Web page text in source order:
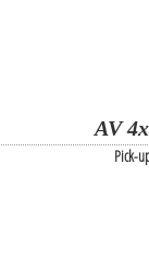
AV
Pick-